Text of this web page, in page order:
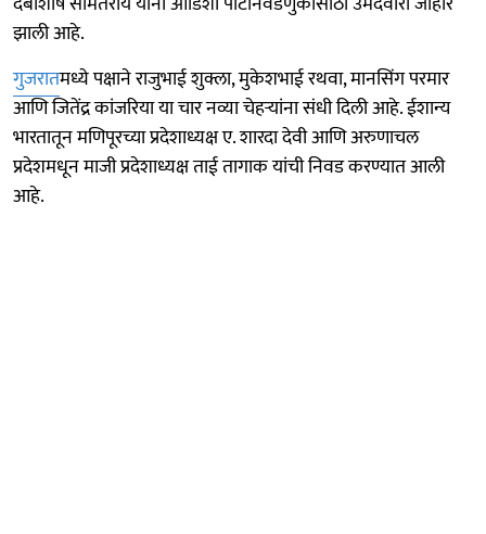
झाली आहे.
गुजरातमध्ये पक्षाने राजुभाई शुक्ला, मुकेशभाई रथवा, मानसिंग परमार
आणि जितेंद्र कांजरिया या चार नव्या चेहऱ्यांना संधी दिली आहे. ईशान्य
भारतातून मणिपूरच्या प्रदेशाध्यक्ष ए. शारदा देवी आणि अरुणाचल
प्रदेशमधून माजी प्रदेशाध्यक्ष ताई तागाक यांची निवड करण्यात आली
आहे.